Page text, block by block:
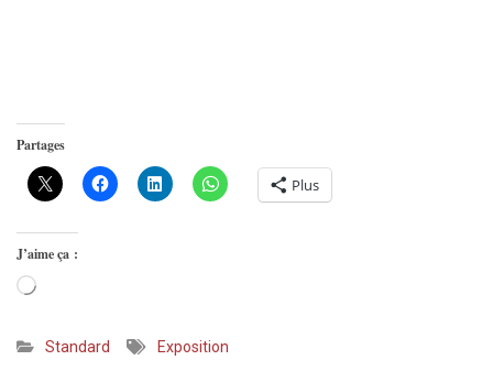
Partages
Plus
J’aime ça :
Chargement…
Standard Exposition